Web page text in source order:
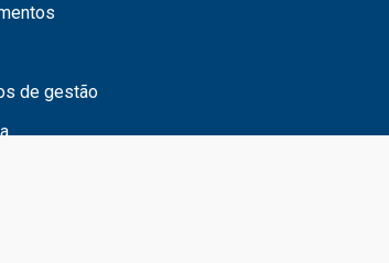
de gestão